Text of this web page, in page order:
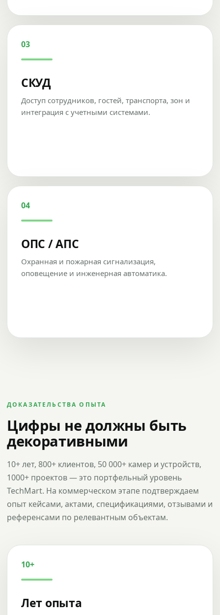
03
СКУД
Доступ сотрудников, гостей, транспорта, зон и
интеграция с учетными системами.
04
ОПС / АПС
Охранная и пожарная сигнализация,
оповещение и инженерная автоматика.
ДОКАЗАТЕЛЬСТВА ОПЫТА
Цифры не должны быть
декоративными
10+ лет, 800+ клиентов, 50 000+ камер и устройств,
1000+ проектов — это портфельный уровень
TechMart. На коммерческом этапе подтверждаем
опыт кейсами, актами, спецификациями, отзывами и
референсами по релевантным объектам.
10+
Лет опыта